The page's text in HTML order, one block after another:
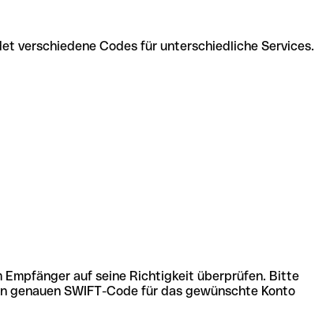
verschiedene Codes für unterschiedliche Services.
Empfänger auf seine Richtigkeit überprüfen. Bitte
SWIFT-Code für das gewünschte Konto